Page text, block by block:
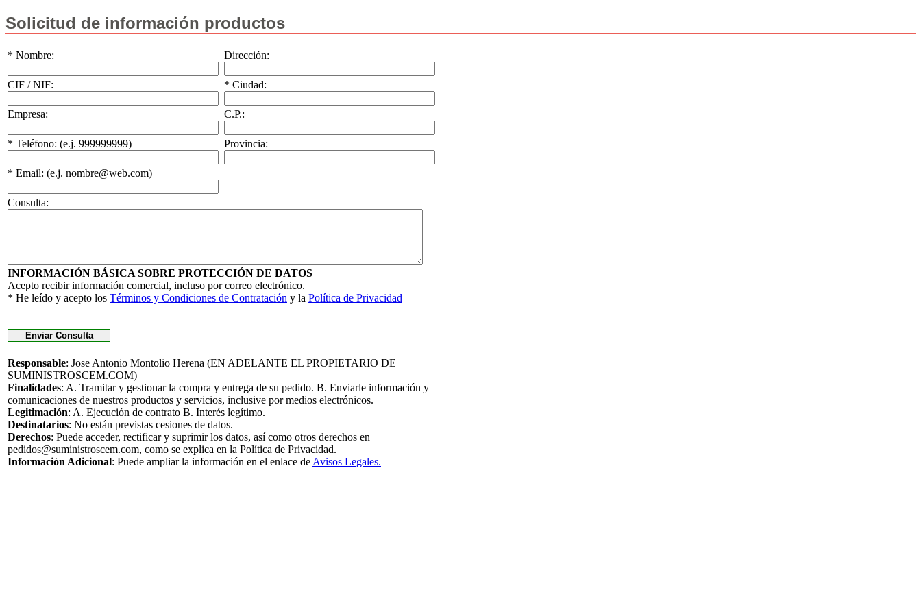
Solicitud de información productos
* Nombre: Dirección:
CIF / NIF: * Ciudad:
Empresa: C.P.:
* Teléfono: (e.j. 999999999) Provincia:
* Email: (e.j. nombre@web.com)
Consulta:
INFORMACIÓN BÁSICA SOBRE PROTECCIÓN DE DATOS
Acepto recibir información comercial, incluso por correo electrónico.
* He leído y acepto los Términos y Condiciones de Contratación y la Política de Privacidad
Responsable: Jose Antonio Montolio Herena (EN ADELANTE EL PROPIETARIO DE
SUMINISTROSCEM.COM)
Finalidades: A. Tramitar y gestionar la compra y entrega de su pedido. B. Enviarle información y
comunicaciones de nuestros productos y servicios, inclusive por medios electrónicos.
Legitimación: A. Ejecución de contrato B. Interés legítimo.
Destinatarios: No están previstas cesiones de datos.
Derechos: Puede acceder, rectificar y suprimir los datos, así como otros derechos en
pedidos@suministroscem.com, como se explica en la Política de Privacidad.
Información Adicional: Puede ampliar la información en el enlace de Avisos Legales.